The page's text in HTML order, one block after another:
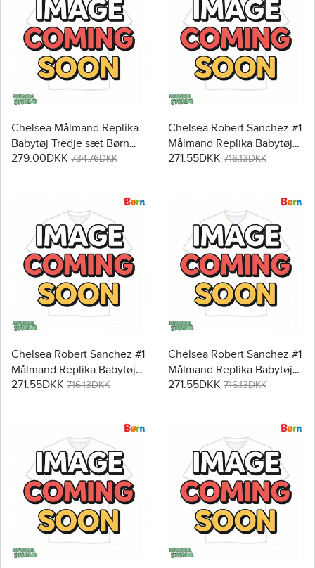
Chelsea Målmand Replika
Babytøj Tredje sæt Børn
2025-26 Langærmet (+
279.00DKK 734.76DKK
Chelsea Robert Sanchez #1
Målmand Replika Babytøj
Hjemmebanesæt Børn
271.55DKK 716.13DKK
Chelsea Robert Sanchez #1
Målmand Replika Babytøj
Udebanesæt Børn 2025-26
271.55DKK 716.13DKK
Chelsea Robert Sanchez #1
Målmand Replika Babytøj
Tredje sæt Børn 2025-26
271.55DKK 716.13DKK